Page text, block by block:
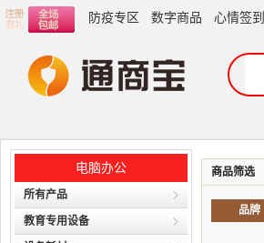
防疫专区 数字商品 心情签到
电脑办公
所有产品
教育专用设备
商品筛选
品牌